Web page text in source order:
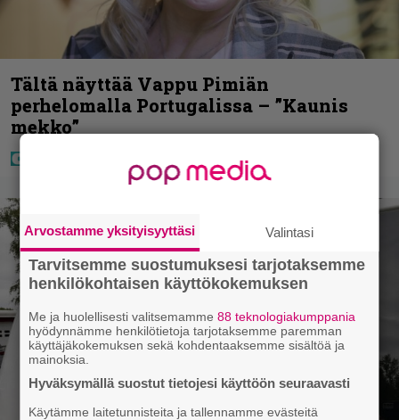
Tältä näyttää Vappu Pimiän
perhelomalla Portugalissa – ”Kaunis
mekko”
Arvostamme yksityisyyttäsi Valintasi
Tarvitsemme suostumuksesi tarjotaksemme
henkilökohtaisen käyttökokemuksen
Me ja huolellisesti valitsemamme88 teknologiakumppania
hyödynnämme henkilötietoja tarjotaksemme paremman
käyttäjäkokemuksen sekä kohdentaaksemme sisältöä ja
mainoksia.
Hyväksymällä suostut tietojesi käyttöön seuraavasti
Käytämme laitetunnisteita ja tallennamme evästeitä